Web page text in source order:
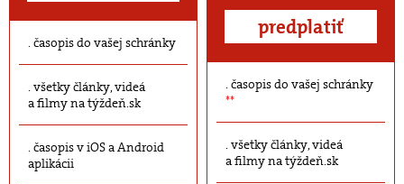
časopis do vašej schránky
všetky články, videá
a filmy na týždeň.sk
časopis v iOS a Android
aplikácii
predplatiť
časopis do vašej schránky
**
všetky články, videá
a filmy na týždeň.sk